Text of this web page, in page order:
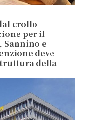
crollo
per il
Sannino e
deve
della